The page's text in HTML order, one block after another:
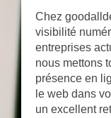
Chez
visibilité
entreprises
nous mettons
présence en
le web dans
un excellent